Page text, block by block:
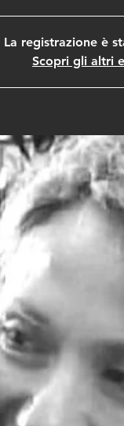
La registrazione è
Scopri gli altri